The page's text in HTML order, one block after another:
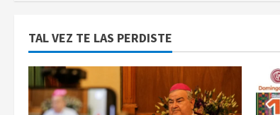
TAL VEZ TE LAS PERDISTE